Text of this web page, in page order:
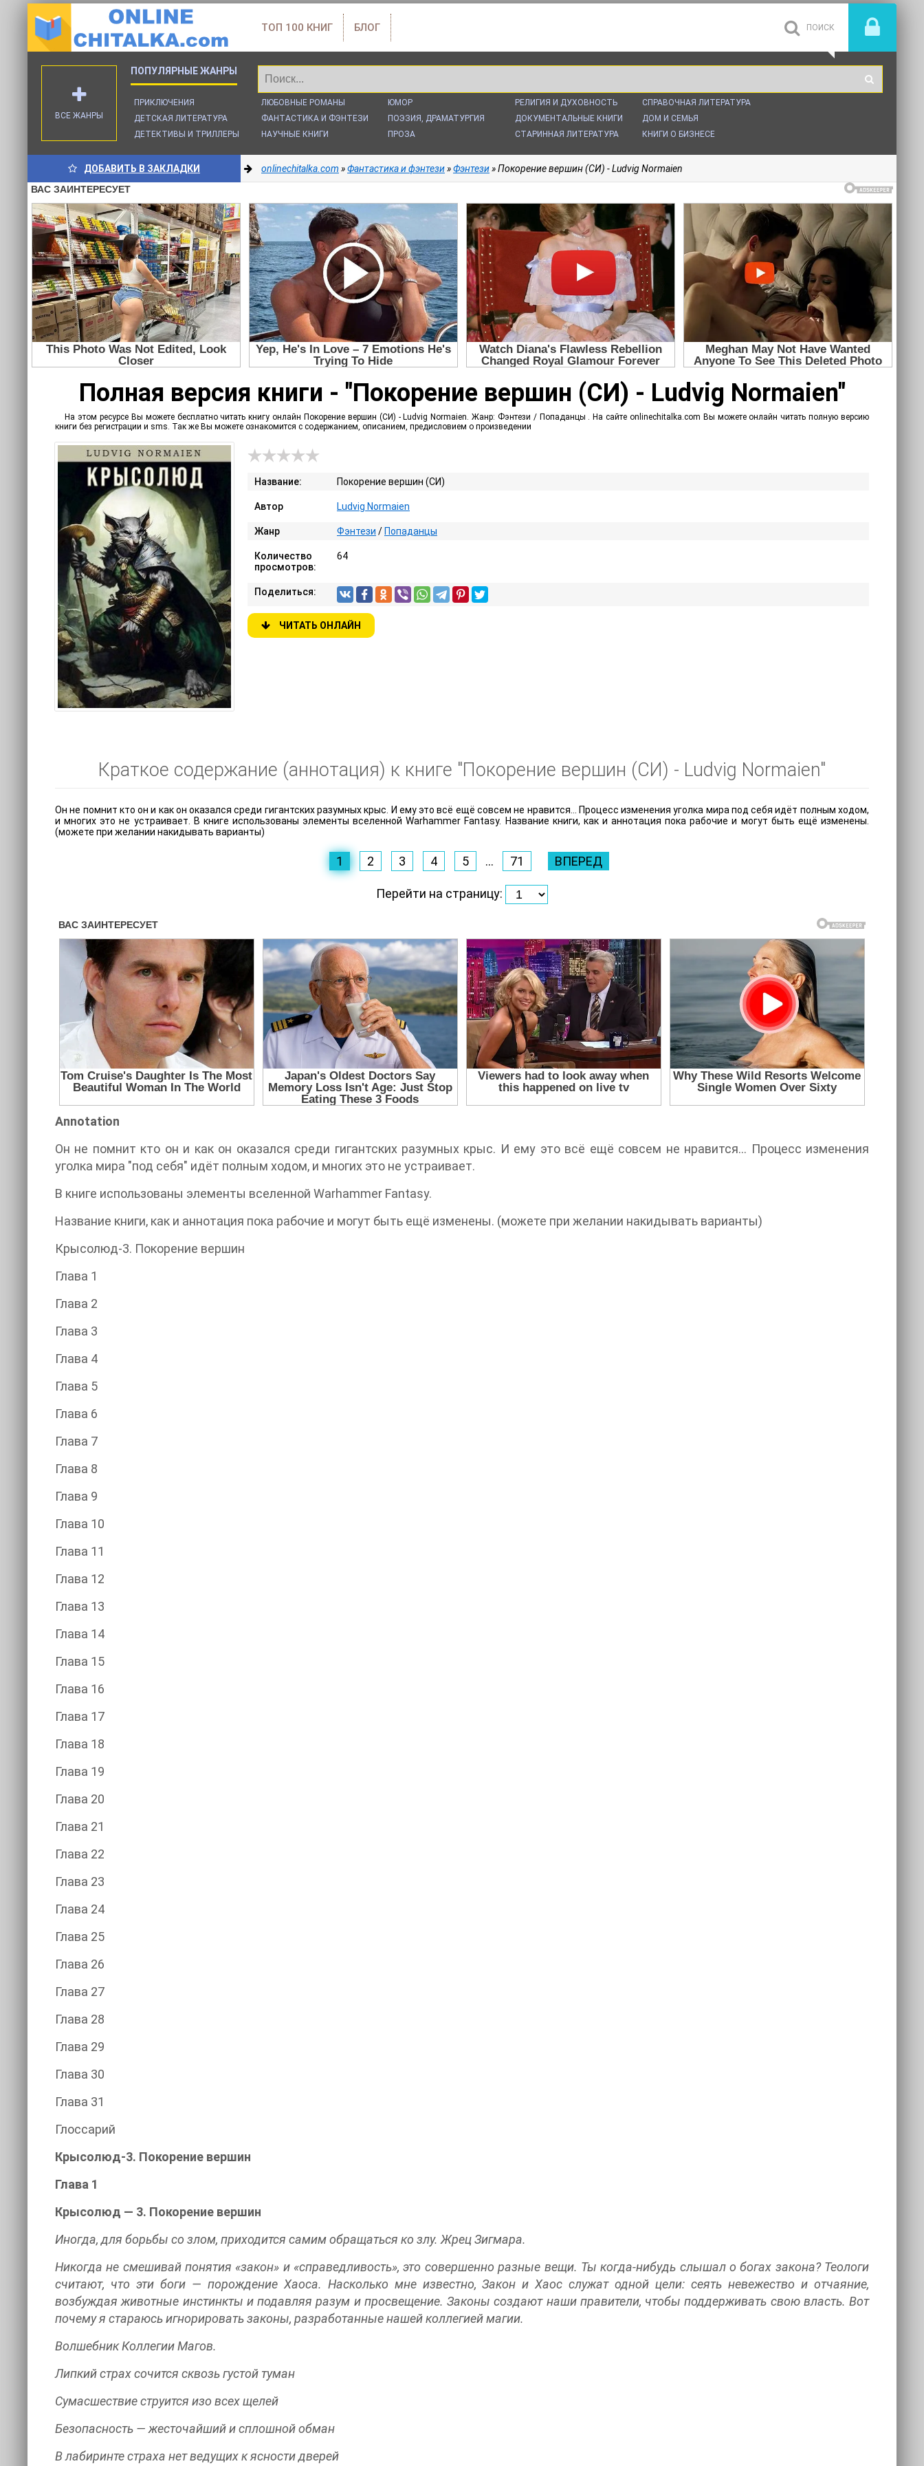
ТОП 100 КНИГ БЛОГ
ПРИКЛЮЧЕНИЯ
ДЕТСКАЯ ЛИТЕРАТУРА
ДЕТЕКТИВЫ И ТРИЛЛЕРЫ
ЛЮБОВНЫЕ РОМАНЫ
ФАНТАСТИКА И ФЭНТЕЗИ
НАУЧНЫЕ КНИГИ
ЮМОР
ПОЭЗИЯ, ДРАМАТУРГИЯ
ПРОЗА
РЕЛИГИЯ И ДУХОВНОСТЬ
ДОКУМЕНТАЛЬНЫЕ КНИГИ
СТАРИННАЯ ЛИТЕРАТУРА
СПРАВОЧНАЯ ЛИТЕРАТУРА
ДОМ И СЕМЬЯ
КНИГИ О БИЗНЕСЕ
ВСЕ ЖАНРЫ
ДОБАВИТЬ В ЗАКЛАДКИ onlinechitalka.com »Фантастика и фэнтези»Фэнтези» Покорение вершин (СИ) - Ludvig Normaien
Полная версия книги - "Покорение вершин (СИ) - Ludvig Normaien"
На этом ресурсе Вы можете бесплатно читать книгу онлайн Покорение вершин (СИ) - Ludvig Normaien. Жанр: Фэнтези / Попаданцы . На сайте onlinechitalka.com Вы можете онлайн читать полную версию
книги без регистрации и sms. Так же Вы можете ознакомится с содержанием, описанием, предисловием о произведении
Название: Покорение вершин (СИ)
Автор Ludvig Normaien
Жанр Фэнтези / Попаданцы
Количество
просмотров:
64
Поделиться:
ЧИТАТЬ ОНЛАЙН
Краткое содержание (аннотация) к книге "Покорение вершин (СИ) - Ludvig Normaien"
Он не помнит кто он и как он оказался среди гигантских разумных крыс. И ему это всё ещё совсем не нравится... Процесс изменения уголка мира под себя идёт полным ходом,
и многих это не устраивает. В книге использованы элементы вселенной Warhammer Fantasy. Название книги, как и аннотация пока рабочие и могут быть ещё изменены.
(можете при желании накидывать варианты)
1 2 3 4 5 ... 71 ВПЕРЕД
Перейти на страницу:
Annotation
Он не помнит кто он и как он оказался среди гигантских разумных крыс. И ему это всё ещё совсем не нравится... Процесс изменения
уголка мира "под себя" идёт полным ходом, и многих это не устраивает.
В книге использованы элементы вселенной Warhammer Fantasy.
Название книги, как и аннотация пока рабочие и могут быть ещё изменены. (можете при желании накидывать варианты)
Крысолюд-3. Покорение вершин
Глава 1
Глава 2
Глава 3
Глава 4
Глава 5
Глава 6
Глава 7
Глава 8
Глава 9
Глава 10
Глава 11
Глава 12
Глава 13
Глава 14
Глава 15
Глава 16
Глава 17
Глава 18
Глава 19
Глава 20
Глава 21
Глава 22
Глава 23
Глава 24
Глава 25
Глава 26
Глава 27
Глава 28
Глава 29
Глава 30
Глава 31
Глоссарий
Крысолюд-3. Покорение вершин
Глава 1
Крысолюд — 3. Покорение вершин
Иногда, для борьбы со злом, приходится самим обращаться ко злу. Жрец Зигмара.
Никогда не смешивай понятия «закон» и «справедливость», это совершенно разные вещи. Ты когда-нибудь слышал о богах закона? Теологи
считают, что эти боги — порождение Хаоса. Насколько мне известно, Закон и Хаос служат одной цели: сеять невежество и отчаяние,
возбуждая животные инстинкты и подавляя разум и просвещение. Законы создают наши правители, чтобы поддерживать свою власть. Вот
почему я стараюсь игнорировать законы, разработанные нашей коллегией магии.
Волшебник Коллегии Магов.
Липкий страх сочится сквозь густой туман
Сумасшествие струится изо всех щелей
Безопасность — жесточайший и сплошной обман
В лабиринте страха нет ведущих к ясности дверей